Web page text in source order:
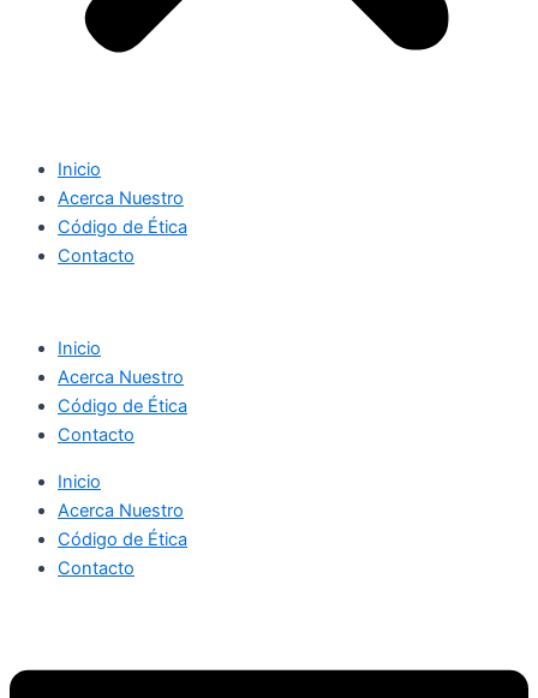
Inicio
Acerca Nuestro
Código de Ética
Contacto
Inicio
Acerca Nuestro
Código de Ética
Contacto
Inicio
Acerca Nuestro
Código de Ética
Contacto